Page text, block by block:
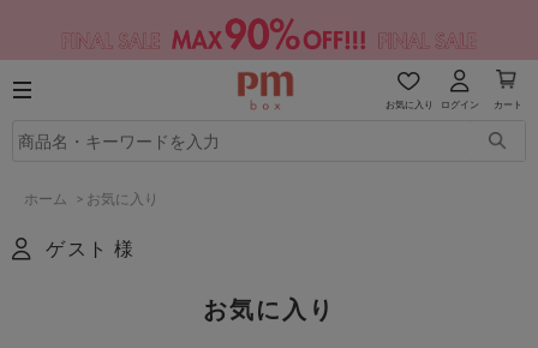
お気に入り ログイン カート
ホーム > お気に入り
ゲスト 様
お気に入り